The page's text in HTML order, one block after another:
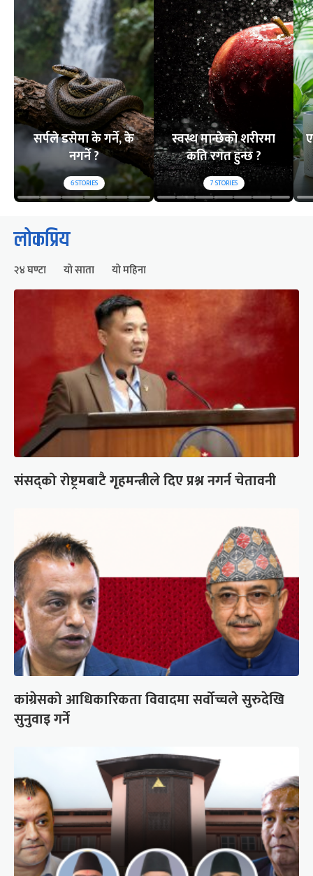
सर्पले डसेमा के गर्ने, के
नगर्ने ?
6STORIES
स्वस्थ मान्छेको शरीरमा
कति रगत हुन्छ ?
7STORIES
लोकप्रिय
२४ घण्टा यो साता यो महिना
संसद्को रोष्ट्रमबाटै गृहमन्त्रीले दिए प्रश्न नगर्न चेतावनी
कांग्रेसको आधिकारिकता विवादमा सर्वोच्चले सुरुदेखि
सुनुवाइ गर्ने